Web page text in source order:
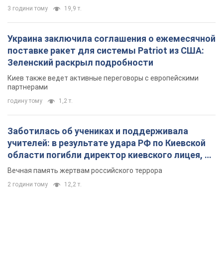
3 години тому 19,9 т.
Украина заключила соглашения о ежемесячной
поставке ракет для системы Patriot из США:
Зеленский раскрыл подробности
Киев также ведет активные переговоры с европейскими
партнерами
годину тому 1,2 т.
Заботилась об учениках и поддерживала
учителей: в результате удара РФ по Киевской
области погибли директор киевского лицея, её
муж и внук
Вечная память жертвам российского террора
2 години тому 12,2 т.